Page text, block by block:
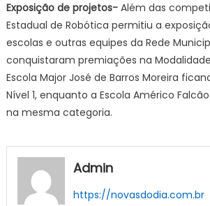
Exposição de projetos-Além das
Estadual de Robótica permitiu a
escolas e outras equipes da Rede
conquistaram premiações na
Escola Major José de Barros Moreira
Nível 1, enquanto a Escola Américo
na mesma categoria.
Admin
https://novasdodia.com.br